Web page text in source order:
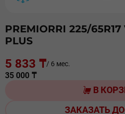
PREMIORRI 225/
PLUS
5 833 ₸/ 6 мес.
35 000 ₸
В
ЗАКАЗАТЬ